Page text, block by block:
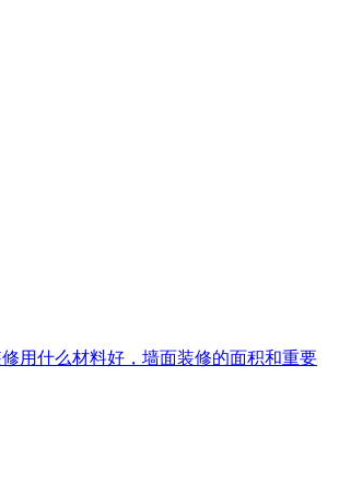
用什么材料好，墙面装修的面积和重要